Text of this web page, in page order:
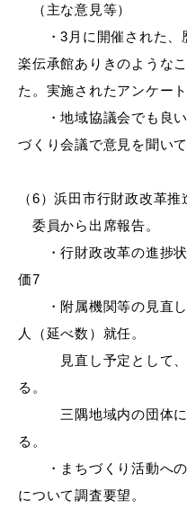
移住・出会い
浜田市庁舎の
（主な意見等）
・3月に開催された、
楽伝承館ありきのような
た。実施されたアンケー
・地域協議会でも良い
づくり会議で意見を聞い
（6）浜田市行財政改革
委員から出席報告。
・行財政改革の進捗
価7
・附属機関等の見直し
人（延べ数）就任。
見直し予定として、
る。
三隅地域内の団体に
る。
・まちづくり活動への
について調査要望。